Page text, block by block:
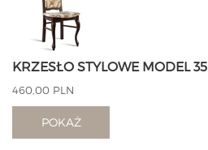
KRZESŁO STYLOWE MODEL 35
460,00 PLN
POKAŻ